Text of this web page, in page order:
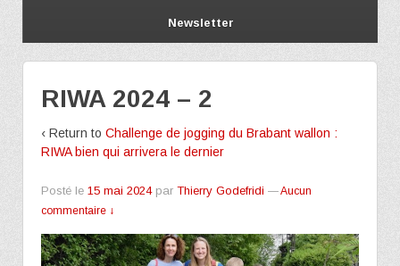
Newsletter
RIWA 2024 – 2
‹ Return to Challenge de jogging du Brabant wallon :
RIWA bien qui arrivera le dernier
Posté le 15 mai 2024par Thierry Godefridi —Aucun
commentaire ↓